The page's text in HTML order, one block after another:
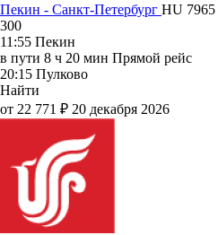
Пекин - Санкт-Петербург HU 7965
300
11:55 Пекин
в пути 8 ч 20 мин Прямой рейс
20:15 Пулково
Найти
от 22 771 ₽ 20 декабря 2026